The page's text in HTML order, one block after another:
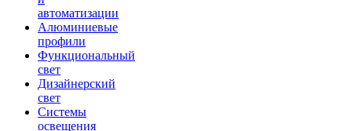
автоматизации
Алюминиевые
профили
Функциональный
свет
Дизайнерский
свет
Системы
освещения